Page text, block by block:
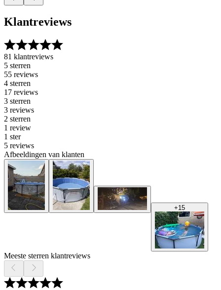
Klantreviews
81 klantreviews
5 sterren
55 reviews
4 sterren
17 reviews
3 sterren
3 reviews
2 sterren
1 review
1 ster
5 reviews
Afbeeldingen van klanten
+15
Meeste sterren klantreviews